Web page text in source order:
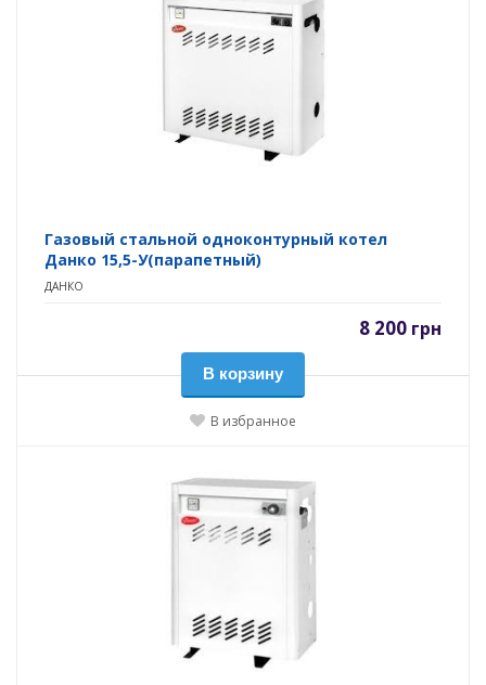
Газовый стальной одноконтурный котел
Данко 15,5-У(парапетный)
ДАНКО
8 200 грн
В корзину
В избранное